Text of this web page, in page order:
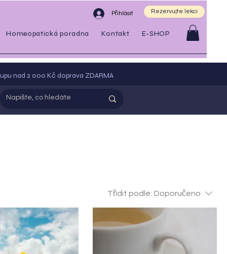
Přihlásit Rezervujte lekci
Homeopatická poradna Kontakt E-SHOP
nad 2 000 Kč doprava ZDARMA
Třídit podle: Doporučeno